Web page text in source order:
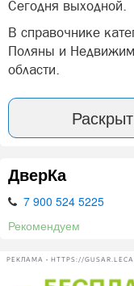
Сегодня выходной.
В справочнике
Поляны и
области.
Вы можете
Диспечер по
А так же, задать
Нашли
ДверКа
7 900 524 5225
Рекомендуем
РЕКЛАМА • HTTPS://